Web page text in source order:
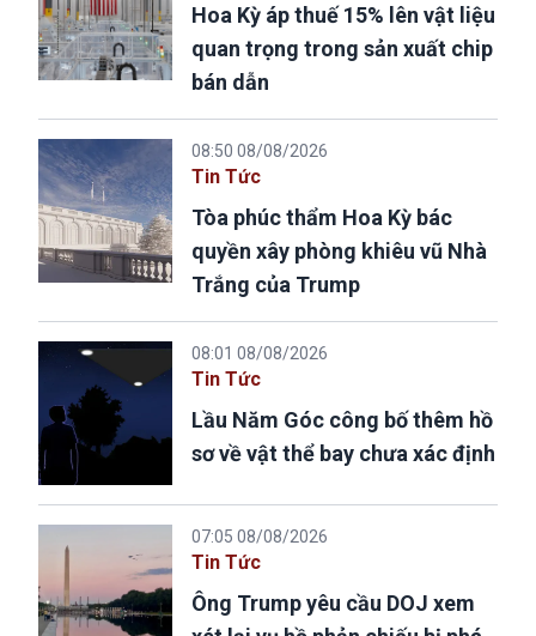
Hoa Kỳ áp thuế 15% lên vật liệu
quan trọng trong sản xuất chip
bán dẫn
08:50 08/08/2026
Tin Tức
Tòa phúc thẩm Hoa Kỳ bác
quyền xây phòng khiêu vũ Nhà
Trắng của Trump
08:01 08/08/2026
Tin Tức
Lầu Năm Góc công bố thêm hồ
sơ về vật thể bay chưa xác định
07:05 08/08/2026
Tin Tức
Ông Trump yêu cầu DOJ xem